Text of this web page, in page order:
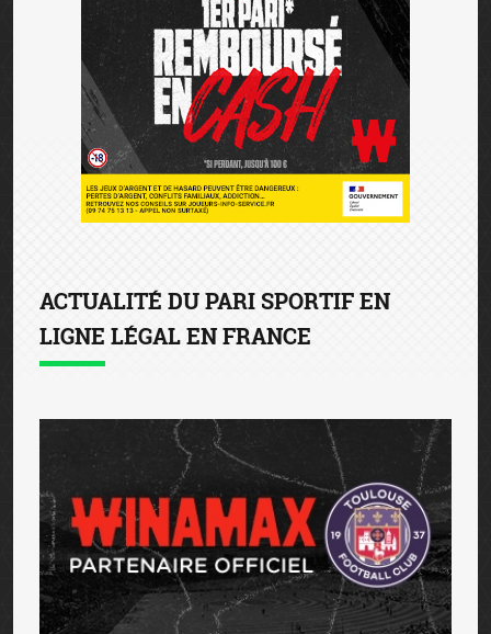
ACTUALITÉ DU PARI SPORTIF EN
LIGNE LÉGAL EN FRANCE